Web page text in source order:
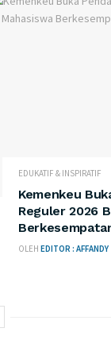
EDUKATIF & INSPIRATIF
Kemenkeu
Reguler 2026
OLEH EDITOR : AFFANDY